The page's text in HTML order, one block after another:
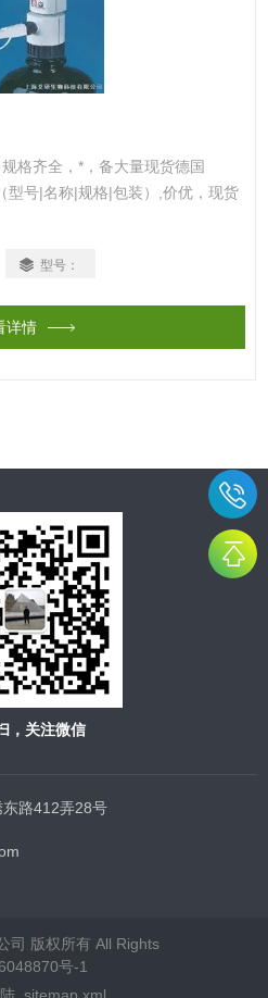
格齐全，*，备大量现货德国
型号|名称|规格|包装）,价优，现货
型号：
详情
，关注微信
路412弄28号
司 版权所有 All Rights
号-1